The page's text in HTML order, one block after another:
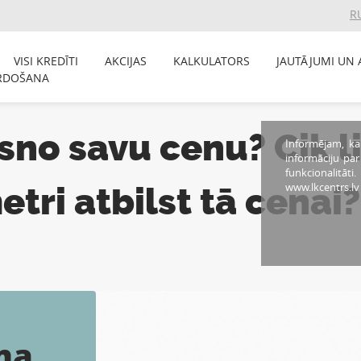
VISI KREDĪTI AKCIJAS KALKULATORS
JAUTĀJUMI UN
savu cenu? Cik
atbilst tā cenai?
Informējam,
informāciju
www.lkcentrs.lv